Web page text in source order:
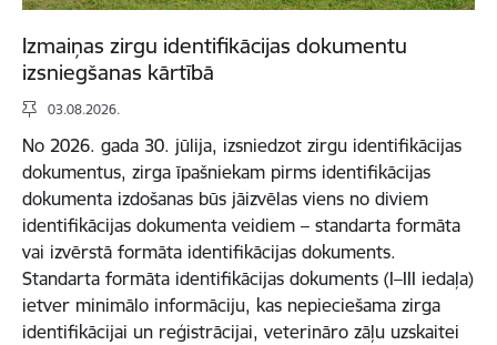
Izmaiņas zirgu identifikācijas dokumentu
izsniegšanas kārtībā
03.08.2026.
No 2026. gada 30. jūlija, izsniedzot zirgu identifikācijas
dokumentus, zirga īpašniekam pirms identifikācijas
dokumenta izdošanas būs jāizvēlas viens no diviem
identifikācijas dokumenta veidiem – standarta formāta
vai izvērstā formāta identifikācijas dokuments.
Standarta formāta identifikācijas dokuments (I–III iedaļa)
ietver minimālo informāciju, kas nepieciešama zirga
identifikācijai un reģistrācijai, veterināro zāļu uzskaitei